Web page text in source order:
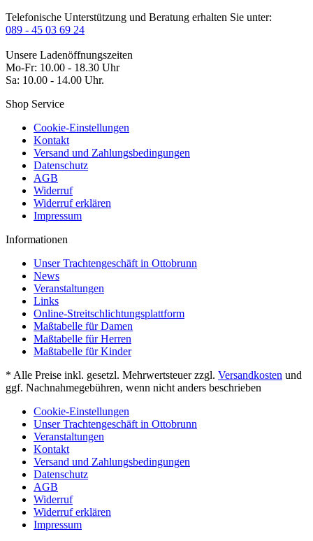
Telefonische Unterstützung und Beratung erhalten Sie unter:
089 - 45 03 69 24
Unsere Ladenöffnungszeiten
Mo-Fr: 10.00 - 18.30 Uhr
Sa: 10.00 - 14.00 Uhr.
Shop Service
Cookie-Einstellungen
Kontakt
Versand und Zahlungsbedingungen
Datenschutz
AGB
Widerruf
Widerruf erklären
Impressum
Informationen
Unser Trachtengeschäft in Ottobrunn
News
Veranstaltungen
Links
Online-Streitschlichtungsplattform
Maßtabelle für Damen
Maßtabelle für Herren
Maßtabelle für Kinder
* Alle Preise inkl. gesetzl. Mehrwertsteuer zzgl. Versandkosten und
ggf. Nachnahmegebühren, wenn nicht anders beschrieben
Cookie-Einstellungen
Unser Trachtengeschäft in Ottobrunn
Veranstaltungen
Kontakt
Versand und Zahlungsbedingungen
Datenschutz
AGB
Widerruf
Widerruf erklären
Impressum